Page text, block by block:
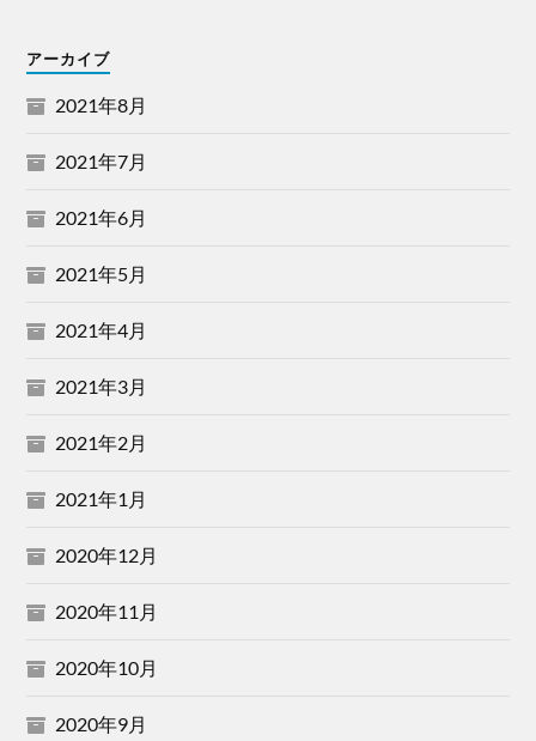
アーカイブ
2021年8月
2021年7月
2021年6月
2021年5月
2021年4月
2021年3月
2021年2月
2021年1月
2020年12月
2020年11月
2020年10月
2020年9月